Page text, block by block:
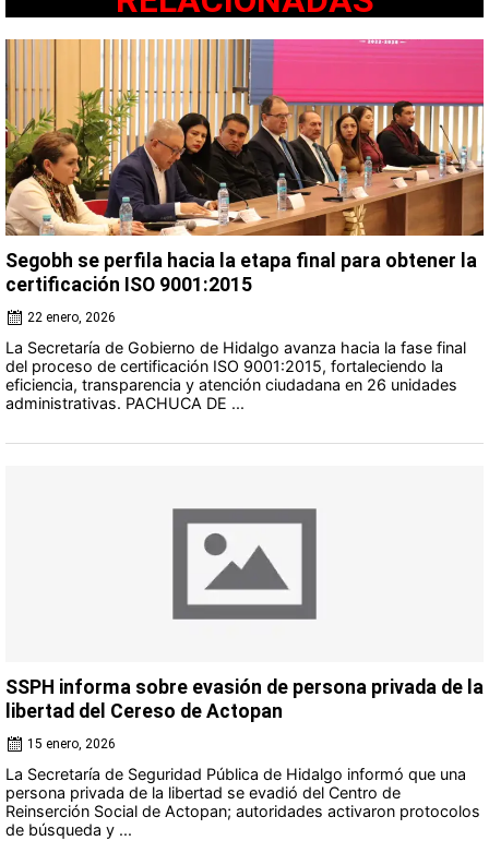
Segobh se perfila hacia la etapa final para obtener la
certificación ISO 9001:2015
22 enero, 2026
La Secretaría de Gobierno de Hidalgo avanza hacia la fase final
del proceso de certificación ISO 9001:2015, fortaleciendo la
eficiencia, transparencia y atención ciudadana en 26 unidades
administrativas. PACHUCA DE ...
SSPH informa sobre evasión de persona privada de la
libertad del Cereso de Actopan
15 enero, 2026
La Secretaría de Seguridad Pública de Hidalgo informó que una
persona privada de la libertad se evadió del Centro de
Reinserción Social de Actopan; autoridades activaron protocolos
de búsqueda y ...